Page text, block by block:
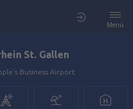
Menü
St. Gallen
Business Airport